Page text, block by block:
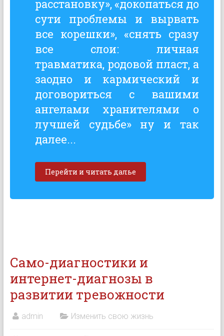
расстановку», «докопаться до
сути проблемы и вырвать
все корешки», «снять сразу
все слои: личная
травматика, родовой пласт, а
заодно и кармический и
договориться с вашими
ангелами хранителями о
лучшей судьбе» ну и так
далее...
Перейти и читать далье
Само-диагностики и
интернет-диагнозы в
развитии тревожности
admin Изменить свою жизнь